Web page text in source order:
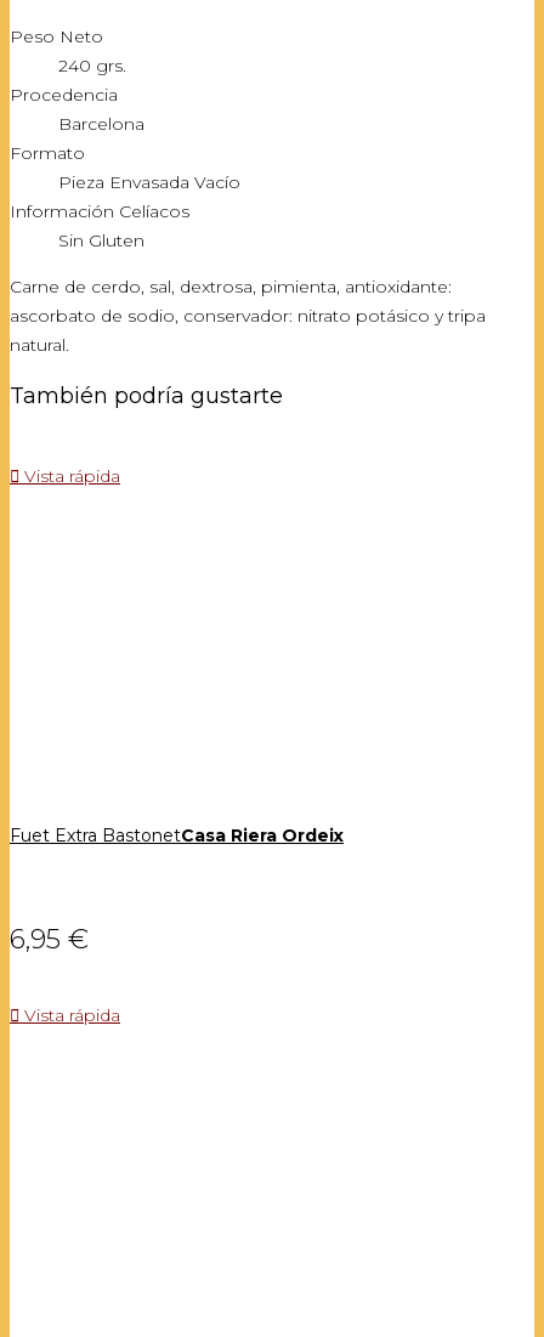
Peso Neto
240 grs.
Procedencia
Barcelona
Formato
Pieza Envasada Vacío
Información Celíacos
Sin Gluten
Carne de cerdo, sal, dextrosa, pimienta, antioxidante:
ascorbato de sodio, conservador: nitrato potásico y tripa
natural.
También podría gustarte
 Vista rápida
Fuet Extra BastonetCasa Riera Ordeix
6,95 €
 Vista rápida